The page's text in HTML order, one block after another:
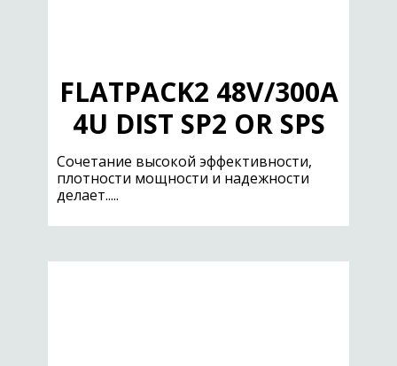
FLATPACK2 48V/300A
4U DIST SP2 OR SPS
Сочетание высокой эффективности,
плотности мощности и надежности
делает.....